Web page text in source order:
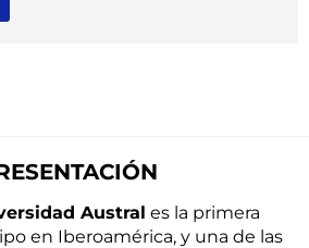
Austral es la primera
en Iberoamérica, y una de las